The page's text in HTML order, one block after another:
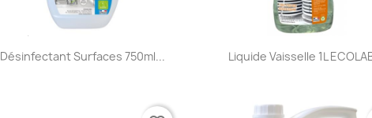
Aperçu rapide
Désinfectant Surfaces 750ml... Aperçu rapide
Liquide Vaisselle 1L